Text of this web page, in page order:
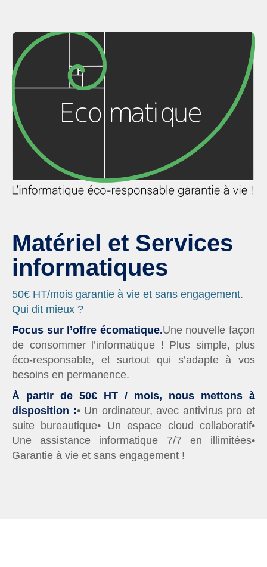
Matériel et Services
informatiques
50€ HT/mois garantie à vie et sans engagement.
Qui dit mieux ?
Focus sur l’offre écomatique.Une nouvelle façon
de consommer l’informatique ! Plus simple, plus
éco-responsable, et surtout qui s’adapte à vos
besoins en permanence.
À partir de 50€ HT / mois, nous mettons à
disposition :• Un ordinateur, avec antivirus pro et
suite bureautique• Un espace cloud collaboratif•
Une assistance informatique 7/7 en illimitées•
Garantie à vie et sans engagement !